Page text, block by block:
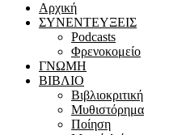
Αρχική
ΣΥΝΕΝΤΕΥΞΕΙΣ
Podcasts
Φρενοκομείο
ΓΝΩΜΗ
ΒΙΒΛΙΟ
Βιβλιοκριτική
Μυθιστόρημα
Ποίηση